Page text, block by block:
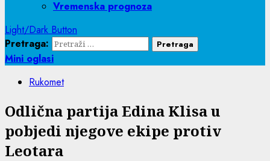
Vremenska prognoza
Light/Dark Button
Pretraga:
Mini oglasi
Rukomet
Odlična partija Edina Klisa u
pobjedi njegove ekipe protiv
Leotara